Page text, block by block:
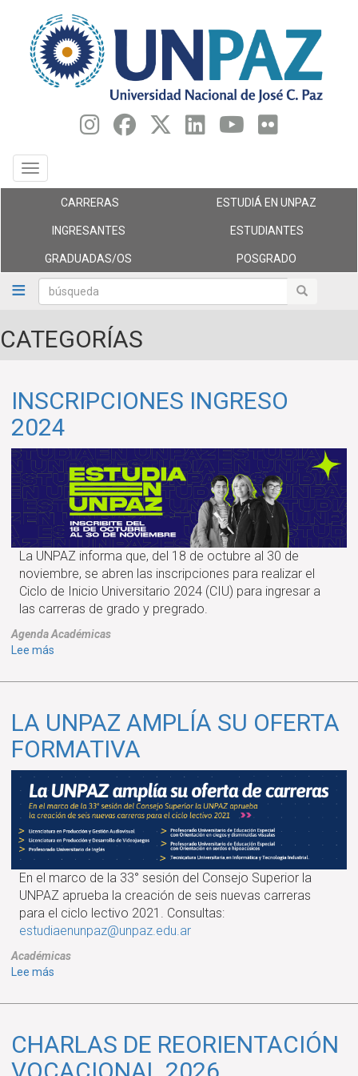
contenido
principal
búsqueda búsqueda
Toggle navigation
CARRERAS ESTUDIÁ EN UNPAZ
INGRESANTES ESTUDIANTES
GRADUADAS/OS POSGRADO
CATEGORÍAS
INSCRIPCIONES INGRESO
2024
La UNPAZ informa que, del 18 de octubre al 30 de
noviembre, se abren las inscripciones para realizar el
Ciclo de Inicio Universitario 2024 (CIU) para ingresar a
las carreras de grado y pregrado.
AgendaAcadémicas
Lee más
INGRESO
LA UNPAZ AMPLÍA SU OFERTA
FORMATIVA
En el marco de la 33° sesión del Consejo Superior la
UNPAZ aprueba la creación de seis nuevas carreras
para el ciclo lectivo 2021. Consultas:
estudiaenunpaz@unpaz.edu.ar
Académicas
Lee más
UNPAZ
SU
OFERTA
CHARLAS DE REORIENTACIÓN